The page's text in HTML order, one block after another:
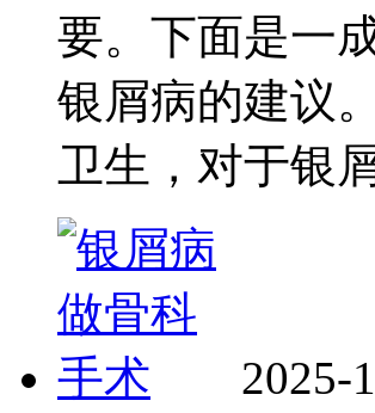
要。下面是一
银屑病的建议
卫生，对于银
2025-